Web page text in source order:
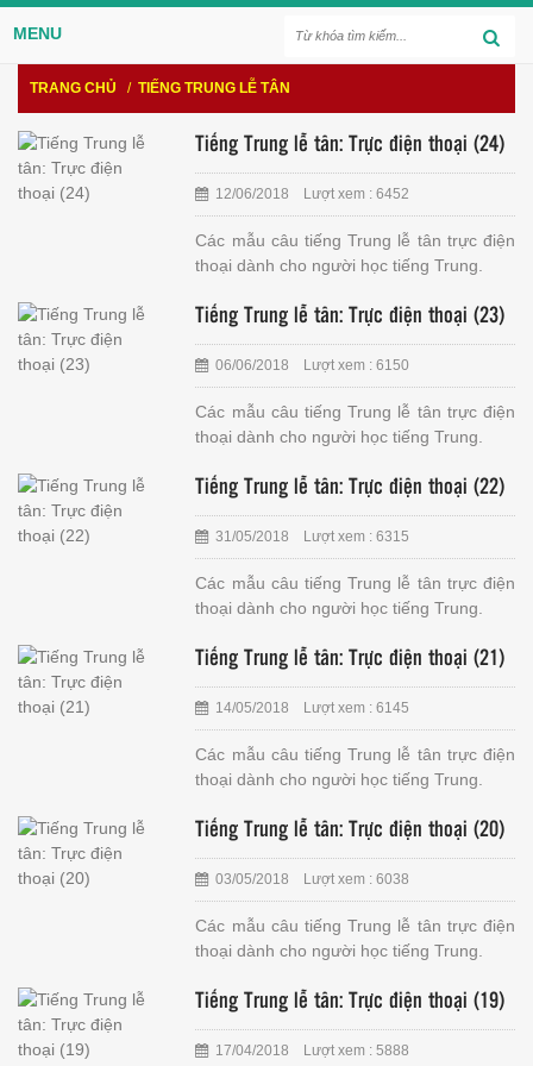
MENU
TRANG CHỦ / TIẾNG TRUNG LỄ TÂN
Tiếng Trung lễ tân: Trực điện thoại (24)
12/06/2018 Lượt xem : 6452
Các mẫu câu tiếng Trung lễ tân trực điện
thoại dành cho người học tiếng Trung.
Tiếng Trung lễ tân: Trực điện thoại (23)
06/06/2018 Lượt xem : 6150
Các mẫu câu tiếng Trung lễ tân trực điện
thoại dành cho người học tiếng Trung.
Tiếng Trung lễ tân: Trực điện thoại (22)
31/05/2018 Lượt xem : 6315
Các mẫu câu tiếng Trung lễ tân trực điện
thoại dành cho người học tiếng Trung.
Tiếng Trung lễ tân: Trực điện thoại (21)
14/05/2018 Lượt xem : 6145
Các mẫu câu tiếng Trung lễ tân trực điện
thoại dành cho người học tiếng Trung.
Tiếng Trung lễ tân: Trực điện thoại (20)
03/05/2018 Lượt xem : 6038
Các mẫu câu tiếng Trung lễ tân trực điện
thoại dành cho người học tiếng Trung.
Tiếng Trung lễ tân: Trực điện thoại (19)
17/04/2018 Lượt xem : 5888